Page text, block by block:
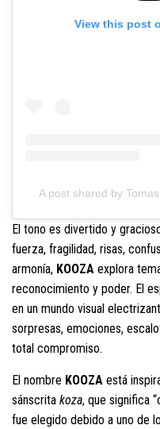
View this post
A post shared by
El tono es divertido y
fuerza, fragilidad, risas,
armonía, KOOZA explora
reconocimiento y poder. El
en un mundo visual
sorpresas, emociones,
total compromiso.
El nombre KOOZA está
sánscrita koza, que significa
fue elegido debido a uno de